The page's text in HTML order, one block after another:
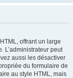
offrant un large
L’administrateur peut
aussi les désactiver
du formulaire de
au style HTML, mais